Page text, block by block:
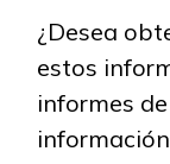
Estudiar
¿Desea
estos
informes